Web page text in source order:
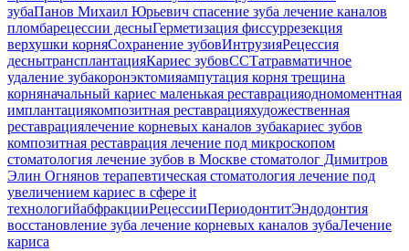
зубаПанов Михаил Юрьевич спасение зуба лечение каналов
пломбарецессии десныГерметизация фиссуррезекция
верхушки корняСохранение зубовИнтрузияРецессия
деснытрансплантацияКариес зубовССТатравматичное
удаление зубакоронэктомияампутация корня трещина
корняначальный кариес маленькая реставрацияодномоментная
имплантациякомпозитная реставрацияхудожественная
реставрациялечение корневых каналов зубакариес зубов
композитная реставрация лечение под микроскопом
стоматология лечение зубов в Москве стоматолог Димитров
Элин Огнянов терапевтическая стоматология лечение под
увеличением кариес в сфере it
технологийабфракцииРецессииПериодонтитЭндодонтия
восстановление зуба лечение корневых каналов зубаЛечение
кариса